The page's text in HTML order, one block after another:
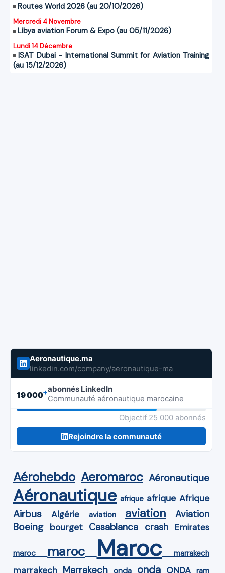
Routes World 2026 (au 20/10/2026)
Mercredi 4 Novembre
Libya aviation Forum & Expo (au 05/11/2026)
Lundi 14 Décembre
ISAT Dubai - International Summit for Aviation Training
(au 15/12/2026)
Aeronautique.ma
linkedin.com/company/aeronautique-ma
19 000+abonnés LinkedIn
Communauté aéronautique marocaine
Objectif 25 000 abonnés
Rejoindre la communauté
Aérohebdo Aeromaroc Aéronautique
Aéronautique afrique afrique Afrique
Airbus Algérie aviation aviation Aviation
Boeing bourget Casablanca crash Emirates
maroc maroc Maroc marrakech
marrakech Marrakech onda onda ONDA ram